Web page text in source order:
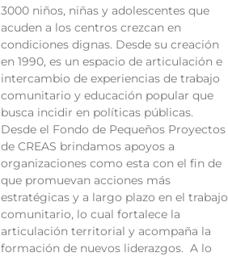
3000 niños, niñas y adolescentes que
acuden a los centros crezcan en
condiciones dignas. Desde su creación
en 1990, es un espacio de articulación e
intercambio de experiencias de trabajo
comunitario y educación popular que
busca incidir en políticas públicas.
Desde el Fondo de Pequeños Proyectos
de CREAS brindamos apoyos a
organizaciones como esta con el fin de
que promuevan acciones más
estratégicas y a largo plazo en el trabajo
comunitario, lo cual fortalece la
articulación territorial y acompaña la
formación de nuevos liderazgos. A lo